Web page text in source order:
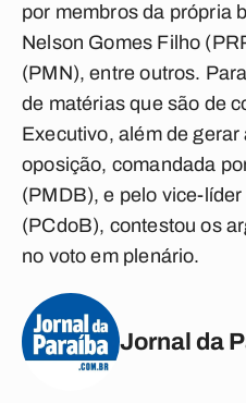
por membros da própria
Nelson Gomes Filho
(PMN), entre outros.
de matérias que são de
Executivo, além de
oposição, comandada
(PMDB), e pelo vice-
(PCdoB), contestou os
no voto em plenário.
Jornal da